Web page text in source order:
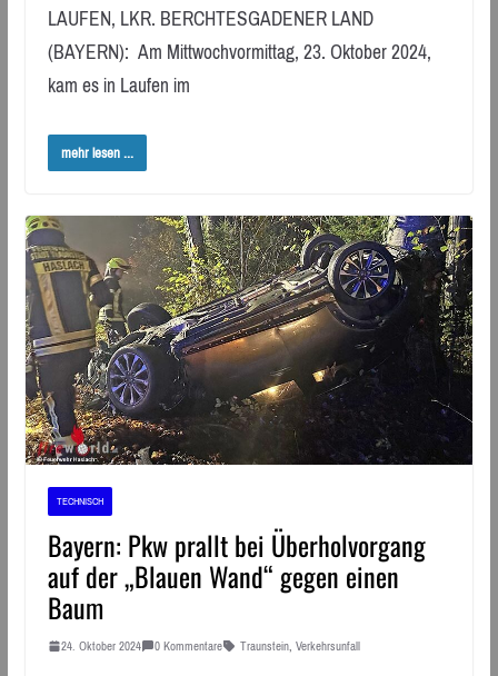
LAUFEN, LKR. BERCHTESGADENER LAND
(BAYERN): Am Mittwochvormittag, 23. Oktober 2024,
kam es in Laufen im
mehr lesen ...
TECHNISCH
Bayern: Pkw prallt bei Überholvorgang
auf der „Blauen Wand“ gegen einen
Baum
24. Oktober 2024 0 Kommentare Traunstein, Verkehrsunfall